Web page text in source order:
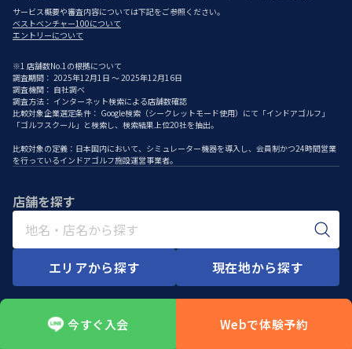
今すぐ入会 Webで体験予約
サービス概要や審査内容については下記をご参照ください。
ベストベンチャー100について
エントリーについて
※1 店舗数No.1の根拠について
調査期間： 2025年12月1日 ～ 2025年12月16日
調査機関： 自社調べ
調査方法： インターネット検索による店舗数確認
比較対象企業選定条件： Google検索（シークレットモード使用）にて「インドアゴルフ」
「ゴルフスクール」と検索し、検索結果上位20社を抽出。
比較対象の定義：日本国内において、シミュレーター機器を導入し、会員制かつ24時間営業
を行っているインドアゴルフ施設運営事業者。
店舗を探す
エリアから探す 現在地から探す
HOME